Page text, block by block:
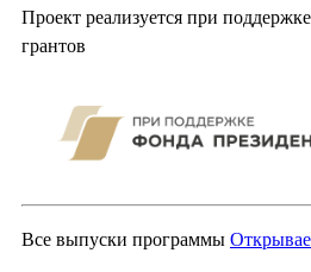
Проект реализуется при
грантов
Все выпуски программы